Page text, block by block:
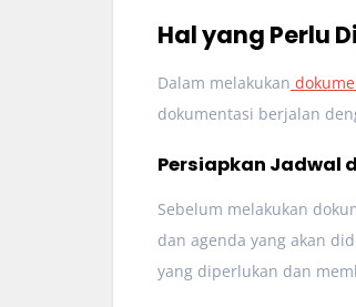
Hal yang Perlu
Dalam melakukan
dokumentasi berjalan
Persiapkan Jadwal
Sebelum melakukan
dan agenda yang akan
yang diperlukan dan